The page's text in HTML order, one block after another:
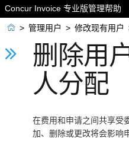
Concur Invoice 专业版管理帮助
 > 管理用户 > 修改现有用户
删除用
人分配
在费用和申请之间共享受
加、删除或更改将会影响